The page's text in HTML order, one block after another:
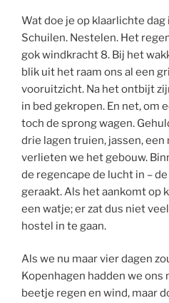
Wat doe je op klaarlichte
Schuilen. Nestelen. Het
gok windkracht 8. Bij het
blik uit het raam ons al een
vooruitzicht. Na het ontbijt
in bed gekropen. En net, om
toch de sprong wagen.
drie lagen truien, jassen,
verlieten we het gebouw.
de regencape de lucht in –
geraakt. Als het aankomt op
een watje; er zat dus niet
hostel in te gaan.
Als we nu maar vier dagen
Kopenhagen hadden we
beetje regen en wind, maar